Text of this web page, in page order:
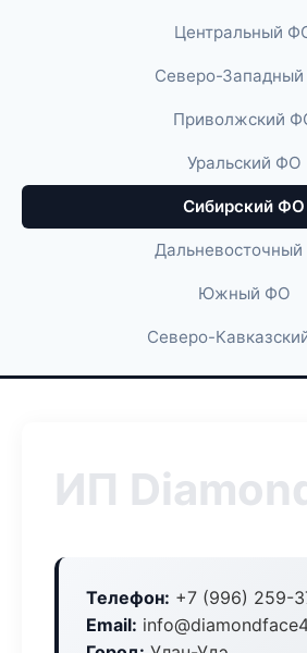
Центральный
Северо-
Приволжский
Уральский ФО
Сибирский ФО
Южный ФО
Северо-
ИП
Телефон: +7 (996) 259-
Email: